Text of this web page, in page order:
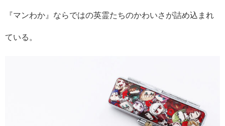
『マンわか』ならではの英霊たちのかわいさが詰め込まれ
ている。